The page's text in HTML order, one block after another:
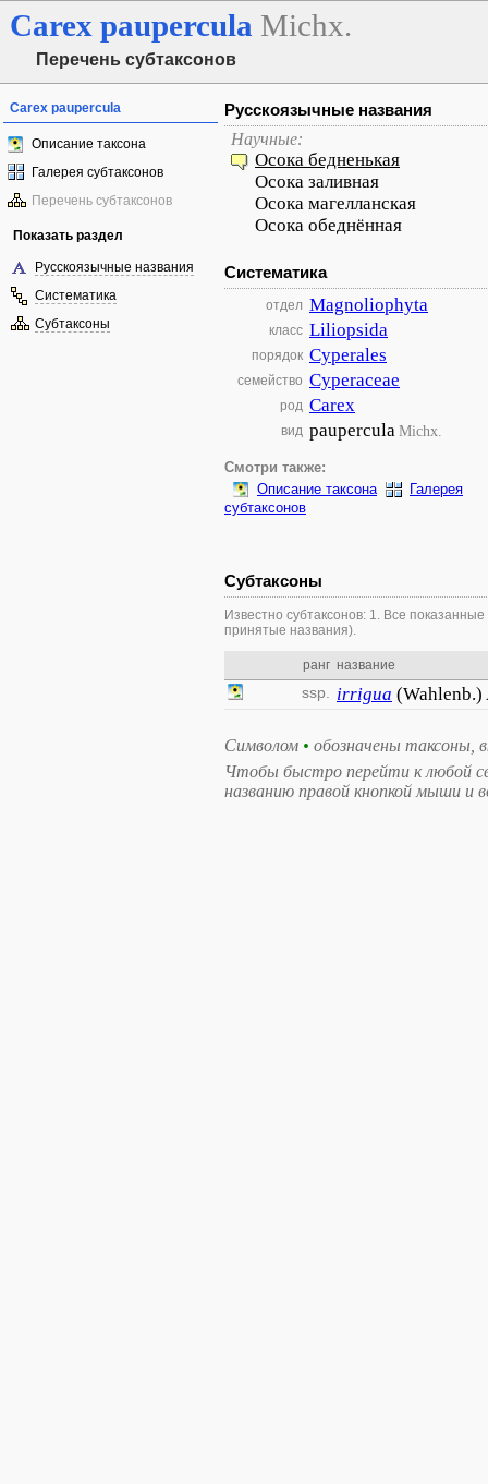
Carex paupercula Michx.
Перечень субтаксонов
Carex paupercula
Описание таксона
Галерея субтаксонов
Перечень субтаксонов
Показать раздел
Русскоязычные названия
Систематика
Субтаксоны
Русскоязычные названия
Научные:
Осока бедненькая
Осока заливная
Осока магелланская
Осока обеднённая
Систематика
отдел Magnoliophyta
класс Liliopsida
порядок Cyperales
семейство Cyperaceae
род Carex
вид pauperculaMichx.
Смотри также:
Описание таксона
Галерея
субтаксонов
Субтаксоны
Известно субтаксонов: 1. Все
принятые названия).
ранг название
ssp. irrigua
Символом • обозначены таксоны,
Чтобы быстро перейти к любой
названию правой кнопкой мыши и